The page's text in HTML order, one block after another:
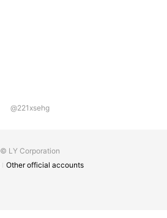
@221xsehg
© LY Corporation
Other official accounts